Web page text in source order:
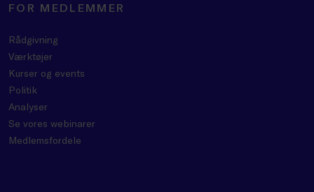
FOR MEDLEMMER
Rådgivning
Værktøjer
Kurser og events
Politik
Analyser
Se vores webinarer
Medlemsfordele